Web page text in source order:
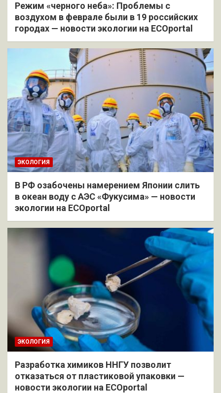
Режим «черного неба»: Проблемы с
воздухом в феврале были в 19 российских
городах — новости экологии на ECOportal
ЭКОЛОГИЯ
В РФ озабочены намерением Японии слить
в океан воду с АЭС «Фукусима» — новости
экологии на ECOportal
ЭКОЛОГИЯ
Разработка химиков ННГУ позволит
отказаться от пластиковой упаковки —
новости экологии на ECOportal